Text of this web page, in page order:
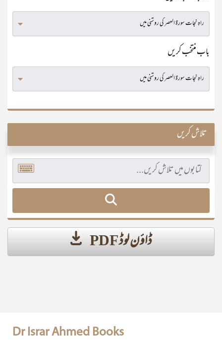
باب منتخب کریں
تلاش کریں
ڈاؤن لوڈ PDF
Dr Israr Ahmed Books